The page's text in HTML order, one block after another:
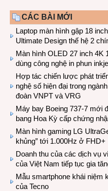
CÁC BÀI MỚI
Laptop màn hình gập 18
Ultimate Design thế hệ 2
Màn hình OLED 27 inch 4K
dùng công nghệ in phun
Hợp tác chiến lược phát
nghệ số hiện đại trong
đoàn VNPT và VRG
Máy bay Boeing 737-7 mới
bang Hoa Kỳ cấp chứng
Màn hình gaming LG
khủng” tới 1.000Hz ở FHD+
Doanh thu của các dịch vụ
của Việt Nam tiếp tục gia
Mẫu smartphone khái niệm
của Tecno